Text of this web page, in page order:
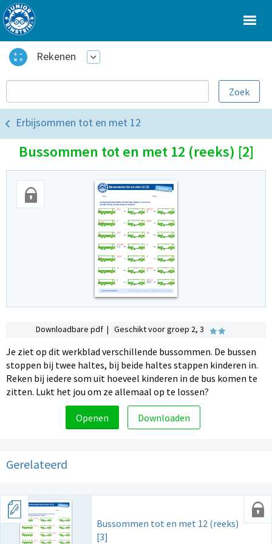
Rekenen
Erbijsommen tot en met 12
Bussommen tot en met 12 (reeks) [2]
Downloadbare pdf | Geschikt voor groep 2, 3
Je ziet op dit werkblad verschillende bussommen. De bussen
stoppen bij twee haltes, bij beide haltes stappen kinderen in.
Reken bij iedere som uit hoeveel kinderen in de bus komen te
zitten. Lukt het jou om ze allemaal op te lossen?
Openen Downloaden
Gerelateerd
Bussommen tot en met 12 (reeks)
[3]